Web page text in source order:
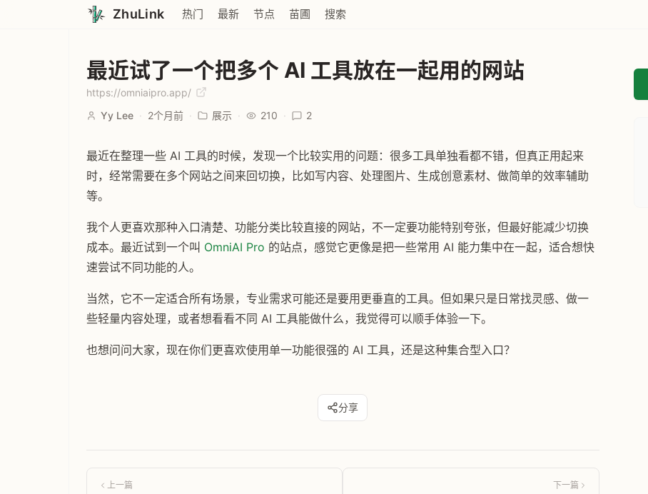
ZhuLink 热门 最新 节点 苗圃 搜索
最近试了一个把多个 AI 工具放在一起用的网站
https://omniaipro.app/
Yy Lee · 2个月前 · 展示 · 210 · 2
最近在整理一些 AI 工具的时候，发现一个比较实用的问题：很多工具单独看都不错，但真正用起来
时，经常需要在多个网站之间来回切换，比如写内容、处理图片、生成创意素材、做简单的效率辅助
等。
我个人更喜欢那种入口清楚、功能分类比较直接的网站，不一定要功能特别夸张，但最好能减少切换
成本。最近试到一个叫 OmniAI Pro 的站点，感觉它更像是把一些常用 AI 能力集中在一起，适合想快
速尝试不同功能的人。
当然，它不一定适合所有场景，专业需求可能还是要用更垂直的工具。但如果只是日常找灵感、做一
些轻量内容处理，或者想看看不同 AI 工具能做什么，我觉得可以顺手体验一下。
也想问问大家，现在你们更喜欢使用单一功能很强的 AI 工具，还是这种集合型入口？
分享
上一篇 下一篇